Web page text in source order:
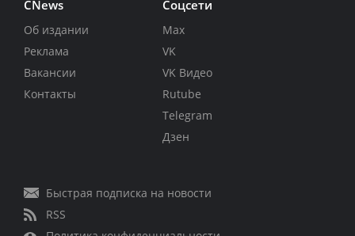
CNews
Об издании
Реклама
Вакансии
Контакты
Соцсети
Max
VK
VK Видео
Rutube
Telegram
Дзен
Быстрая подписка на новости
RSS